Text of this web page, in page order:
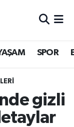
SPOR
gizli